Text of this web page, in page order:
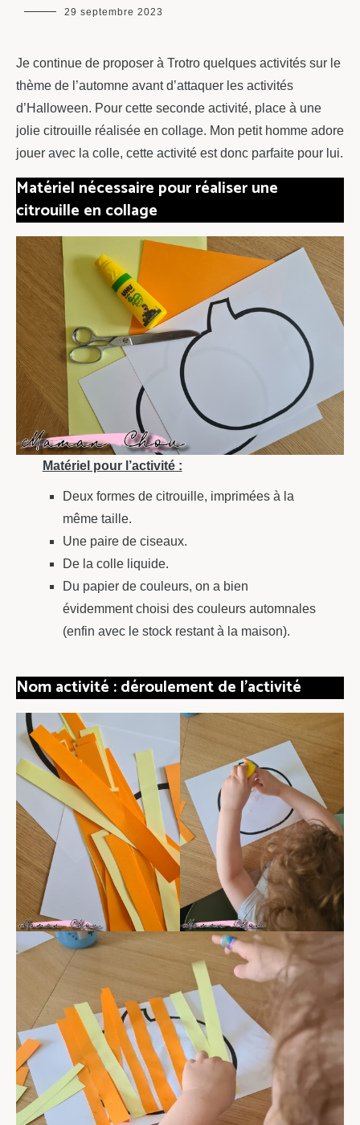
maman
29 septembre 2023
Je continue de proposer à Trotro quelques activités sur le
thème de l’automne avant d’attaquer les activités
d’Halloween. Pour cette seconde activité, place à une
jolie citrouille réalisée en collage. Mon petit homme adore
jouer avec la colle, cette activité est donc parfaite pour lui.
Matériel nécessaire pour réaliser une
citrouille en collage
Matériel pour l’activité :
Deux formes de citrouille, imprimées à la
même taille.
Une paire de ciseaux.
De la colle liquide.
Du papier de couleurs, on a bien
évidemment choisi des couleurs automnales
(enfin avec le stock restant à la maison).
Nom activité : déroulement de l’activité